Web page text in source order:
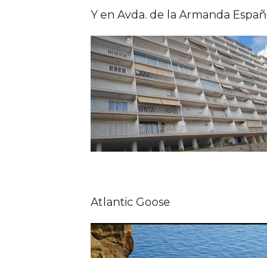
Y en Avda. de la Armanda
Atlantic Goose